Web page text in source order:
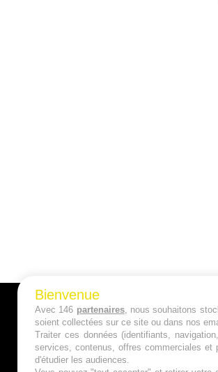
A
Qui sommes
Bienvenue
Avec 146 partenaires, nous souhaitons
soient collectées sur ce site ou dans nos
Traiter ces données (identifiants,
services, contenus, offres commerciales et
d'étudier les audiences.